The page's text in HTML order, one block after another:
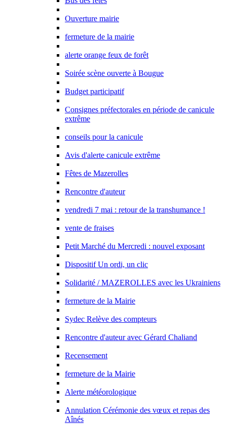
Ouverture mairie
fermeture de la mairie
alerte orange feux de forêt
Soirée scène ouverte à Bougue
Budget participatif
Consignes préfectorales en période de canicule
extrême
conseils pour la canicule
Avis d'alerte canicule extrême
Fêtes de Mazerolles
Rencontre d'auteur
vendredi 7 mai : retour de la transhumance !
vente de fraises
Petit Marché du Mercredi : nouvel exposant
Dispositif Un ordi, un clic
Solidarité / MAZEROLLES avec les Ukrainiens
fermeture de la Mairie
Sydec Relève des compteurs
Rencontre d'auteur avec Gérard Chaliand
Recensement
fermeture de la Mairie
Alerte météorologique
Annulation Cérémonie des vœux et repas des
Aînés